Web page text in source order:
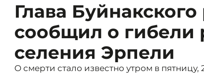
Глава
сообщил о гибели
селения Эрпели
О смерти стало известно утром в пятницу,